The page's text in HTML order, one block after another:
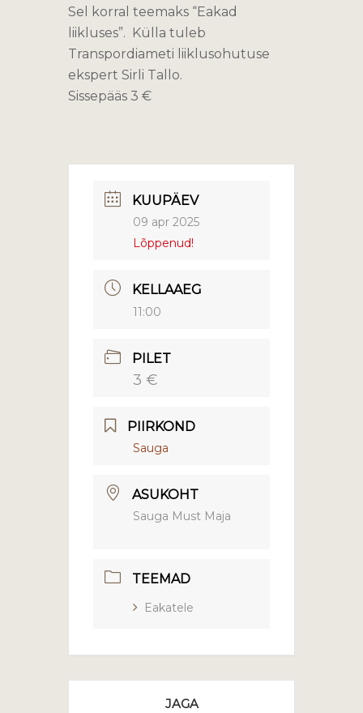
Sel korral teemaks “Eakad
liikluses”. Külla tuleb
Transpordiameti liiklusohutuse
ekspert Sirli Tallo.
Sissepääs 3 €
KUUPÄEV
09 apr 2025
Lõppenud!
KELLAAEG
11:00
PILET
3 €
PIIRKOND
Sauga
ASUKOHT
Sauga Must Maja
TEEMAD
Eakatele
JAGA